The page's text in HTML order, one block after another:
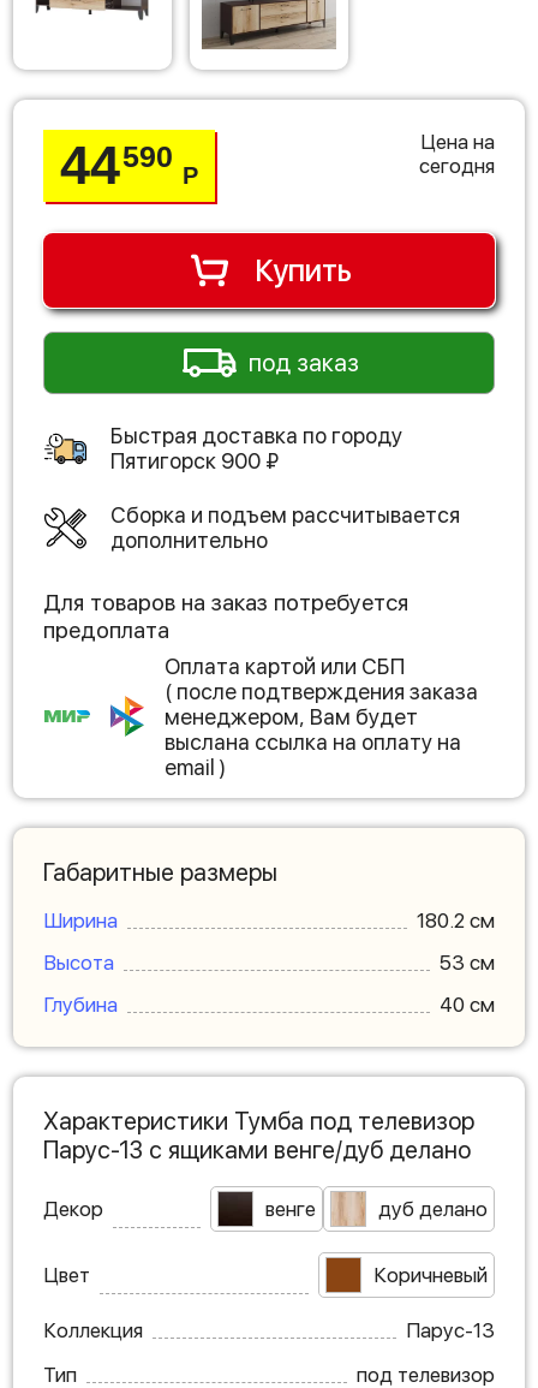
44590
Р
Цена на
сегодня
Купить
под заказ
Быстрая доставка по городу
Пятигорск 900 ₽
Сборка и подъем рассчитывается
дополнительно
Для товаров на заказ потребуется
предоплата
Оплата картой или СБП
( после подтверждения заказа
менеджером, Вам будет
выслана ссылка на оплату на
email )
Габаритные размеры
Ширина
180.2 см
Высота
53 см
Глубина
40 см
Характеристики Тумба под телевизор
Парус-13 с ящиками венге/дуб делано
Декор венге дуб делано
Цвет Коричневый
Коллекция
Парус-13
Тип
под телевизор